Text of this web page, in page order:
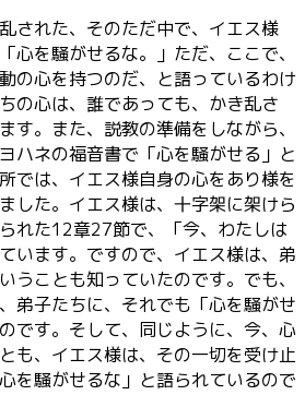
された、そのただ中で、イエス様
心を騒がせるな。」ただ、ここで、
の心を持つのだ、と語っているわけ
の心は、誰であっても、かき乱さ
す。また、説教の準備をしながら、
ハネの福音書で「心を騒がせる」と
では、イエス様自身の心をあり様を
した。イエス様は、十字架に架けら
れた12章27節で、「今、わたしは
います。ですので、イエス様は、弟
うことも知っていたのです。でも、
弟子たちに、それでも「心を騒がせ
です。そして、同じように、今、心
も、イエス様は、その一切を受け止
を騒がせるな」と語られているので